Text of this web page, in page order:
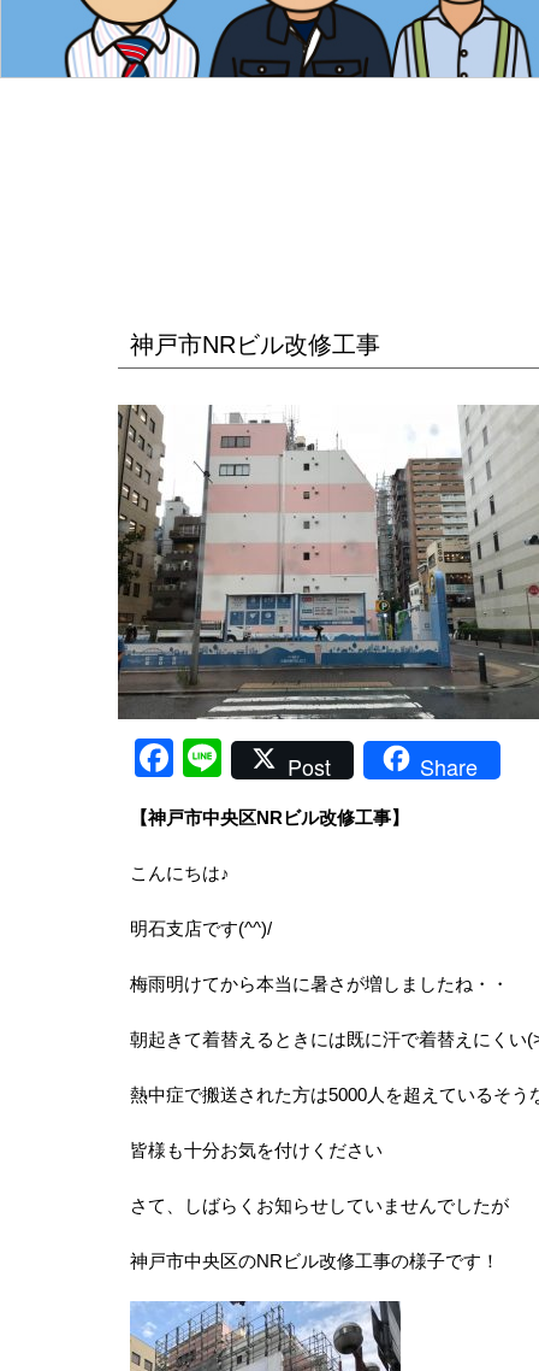
神戸市NRビル改修工事
Facebook
LinePost Share
【神戸市中央区NRビル改修工事】
こんにちは♪
明石支店です(^^)/
梅雨明けてから本当に暑さが増しましたね・・
朝起きて着替えるときには既に汗で着替えにくい
熱中症で搬送された方は5000人を超えているそう
皆様も十分お気を付けください
さて、しばらくお知らせしていませんでしたが
神戸市中央区のNRビル改修工事の様子です！